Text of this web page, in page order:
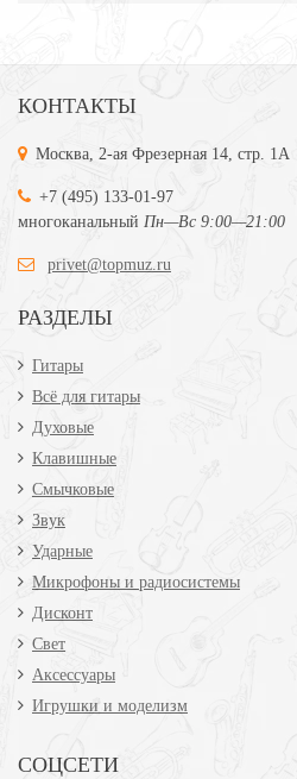
КОНТАКТЫ
Москва, 2-ая Фрезерная 14, стр. 1А
+7 (495) 133-01-97
многоканальный Пн—Вс 9:00—21:00
privet@topmuz.ru
РАЗДЕЛЫ
Гитары
Всё для гитары
Духовые
Клавишные
Смычковые
Звук
Ударные
Микрофоны и радиосистемы
Дисконт
Свет
Аксессуары
Игрушки и моделизм
СОЦСЕТИ